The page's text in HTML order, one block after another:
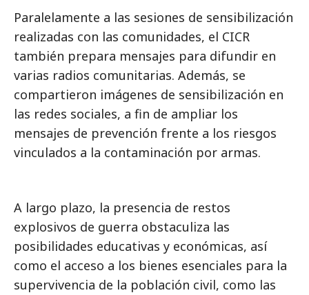
Paralelamente a las sesiones de sensibilización
realizadas con las comunidades, el CICR
también prepara mensajes para difundir en
varias radios comunitarias. Además, se
compartieron imágenes de sensibilización en
las redes sociales, a fin de ampliar los
mensajes de prevención frente a los riesgos
vinculados a la contaminación por armas.
A largo plazo, la presencia de restos
explosivos de guerra obstaculiza las
posibilidades educativas y económicas, así
como el acceso a los bienes esenciales para la
supervivencia de la población civil, como las